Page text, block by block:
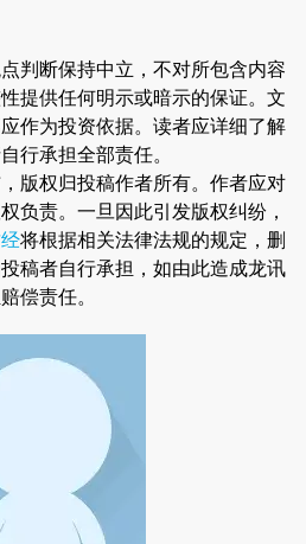
判断保持中立，不对所包含内容
提供任何明示或暗示的保证。文
作为投资依据。读者应详细了解
行承担全部责任。
版权归投稿作者所有。作者应对
负责。一旦因此引发版权纠纷，
将根据相关法律法规的规定，删
稿者自行承担，如由此造成龙讯
偿责任。